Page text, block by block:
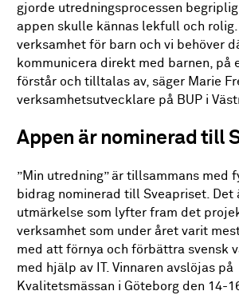
gjorde utredningsprocessen
appen skulle kännas lekfull och rolig.
verksamhet för barn och vi behöver
kommunicera direkt med barnen, på
förstår och tilltalas av, säger Marie
verksamhetsutvecklare på BUP i
Appen är nominerad till
”Min utredning” är tillsammans med
bidrag nominerad till Sveapriset. Det
utmärkelse som lyfter fram det
verksamhet som under året varit
med att förnya och förbättra svensk
med hjälp av IT. Vinnaren avslöjas på
Kvalitetsmässan i Göteborg den 14-